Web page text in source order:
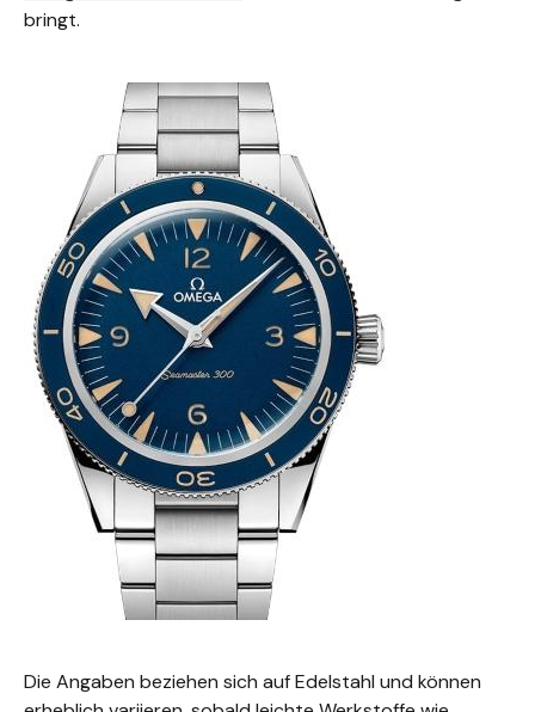
bringt.
Die Angaben beziehen sich auf Edelstahl und können